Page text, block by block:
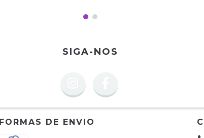
SIGA-NOS
FORMAS DE ENVIO